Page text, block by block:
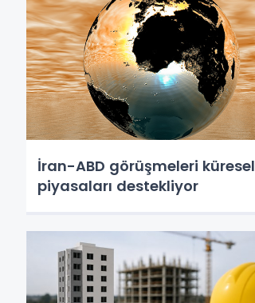
İran-ABD görüşmeleri küresel
piyasaları destekliyor